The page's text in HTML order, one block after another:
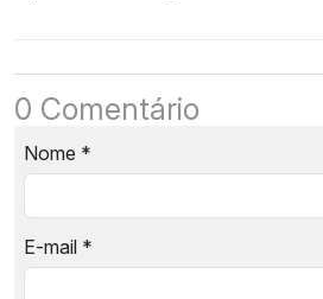
0 Comentário
Nome *
E-mail *